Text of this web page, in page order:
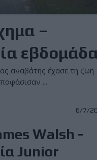
–
αναβάτης έχασε τη ζωή
...
6/7/
Walsh -
Junior